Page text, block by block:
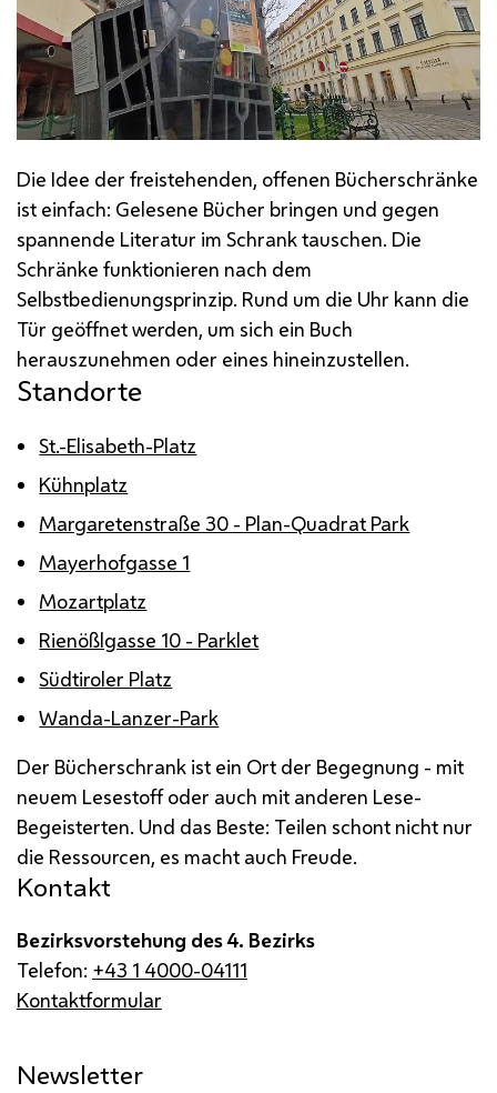
Die Idee der freistehenden, offenen Bücherschränke
ist einfach: Gelesene Bücher bringen und gegen
spannende Literatur im Schrank tauschen. Die
Schränke funktionieren nach dem
Selbstbedienungsprinzip. Rund um die Uhr kann die
Tür geöffnet werden, um sich ein Buch
herauszunehmen oder eines hineinzustellen.
Standorte
St.-Elisabeth-Platz
Kühnplatz
Margaretenstraße 30 - Plan-Quadrat Park
Mayerhofgasse 1
Mozartplatz
Rienößlgasse 10 - Parklet
Südtiroler Platz
Wanda-Lanzer-Park
Der Bücherschrank ist ein Ort der Begegnung - mit
neuem Lesestoff oder auch mit anderen Lese-
Begeisterten. Und das Beste: Teilen schont nicht nur
die Ressourcen, es macht auch Freude.
Kontakt
Bezirksvorstehung des 4. Bezirks
Telefon: +43 1 4000-04111
Kontaktformular
Newsletter